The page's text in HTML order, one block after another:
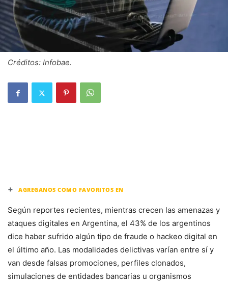
Créditos: Infobae.
+ AGREGANOS COMO FAVORITOS EN
Según reportes recientes, mientras crecen las amenazas y
ataques digitales en Argentina, el 43% de los argentinos
dice haber sufrido algún tipo de fraude o hackeo digital en
el último año. Las modalidades delictivas varían entre sí y
van desde falsas promociones, perfiles clonados,
simulaciones de entidades bancarias u organismos